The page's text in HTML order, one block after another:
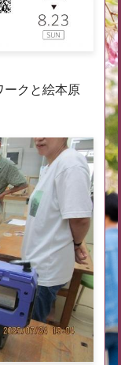
クと絵本原